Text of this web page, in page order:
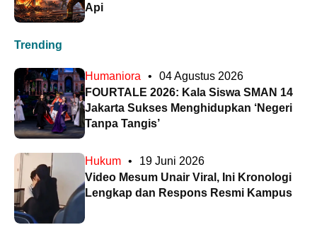
Api
Trending
Humaniora •
04 Agustus 2026
FOURTALE 2026: Kala Siswa SMAN 14
Jakarta Sukses Menghidupkan ‘Negeri
Tanpa Tangis’
Hukum •
19 Juni 2026
Video Mesum Unair Viral, Ini Kronologi
Lengkap dan Respons Resmi Kampus